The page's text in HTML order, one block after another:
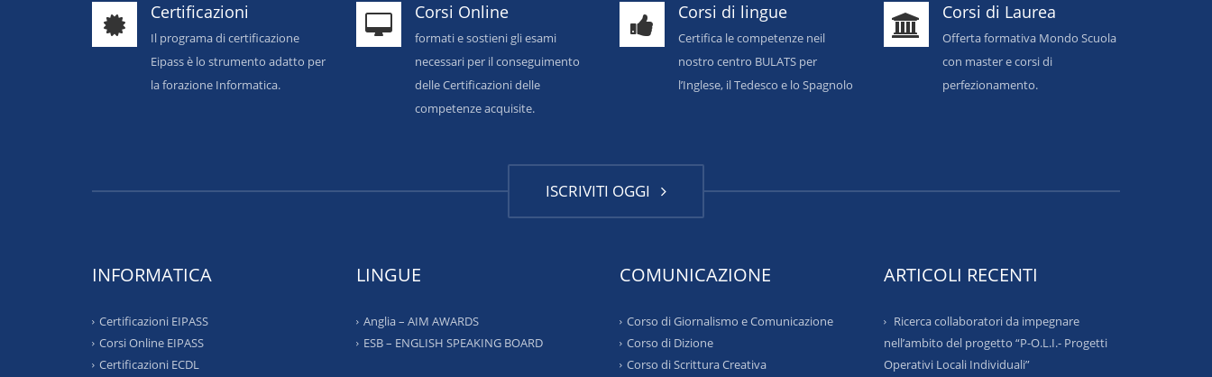
Certificazioni
Il programa di certificazione
Eipass è lo strumento adatto per
la forazione Informatica.
Corsi Online
formati e sostieni gli esami
necessari per il conseguimento
delle Certificazioni delle
competenze acquisite.
Corsi di lingue
Certifica le competenze neil
nostro centro BULATS per
l’Inglese, il Tedesco e lo Spagnolo
Corsi di Laurea
Offerta formativa Mondo Scuola
con master e corsi di
perfezionamento.
ISCRIVITI OGGI
INFORMATICA
Certificazioni EIPASS
Corsi Online EIPASS
Certificazioni ECDL
LINGUE
Anglia – AIM AWARDS
ESB – ENGLISH SPEAKING BOARD
COMUNICAZIONE
Corso di Giornalismo e Comunicazione
Corso di Dizione
Corso di Scrittura Creativa
ARTICOLI RECENTI
Ricerca collaboratori da impegnare
nell’ambito del progetto “P-O.L.I.- Progetti
Operativi Locali Individuali”